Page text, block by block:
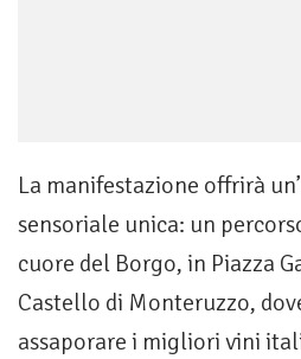
La manifestazione offrirà
sensoriale unica: un
cuore del Borgo, in Piazza
Castello di Monteruzzo,
assaporare i migliori vini